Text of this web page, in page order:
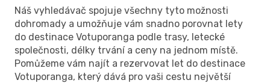
Náš vyhledávač spojuje všechny tyto možnosti
dohromady a umožňuje vám snadno porovnat lety
do destinace Votuporanga podle trasy, letecké
společnosti, délky trvání a ceny na jednom místě.
Pomůžeme vám najít a rezervovat let do destinace
Votuporanga, který dává pro vaši cestu největší